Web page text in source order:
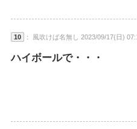
10 ： 風吹けば名無し 2023/09/17(日)
ハイボールで・・・